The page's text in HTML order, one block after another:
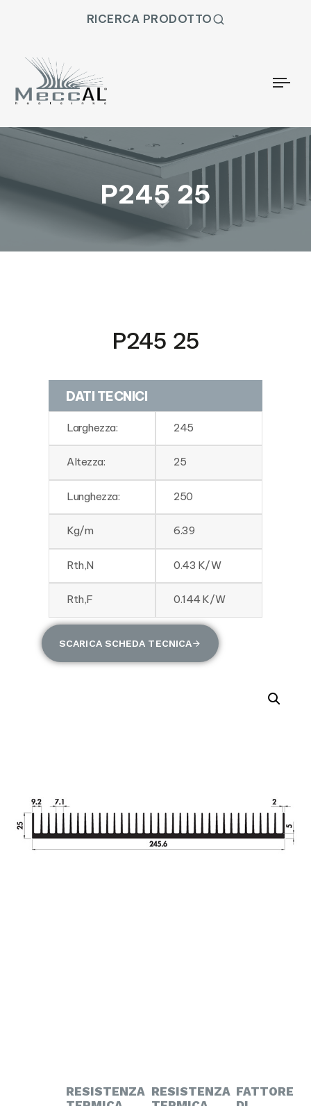
RICERCA PRODOTTO
P245 25
P245 25
DATI TECNICI
Larghezza: 245
Altezza: 25
Lunghezza: 250
Kg/m 6.39
Rth,N 0.43 K/W
Rth,F 0.144 K/W
SCARICA SCHEDA TECNICA
RESISTENZA RESISTENZA FATTORE